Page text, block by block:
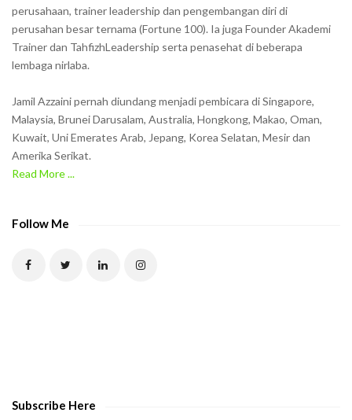
perusahaan, trainer leadership dan pengembangan diri di
perusahan besar ternama (Fortune 100). Ia juga Founder Akademi
Trainer dan TahfizhLeadership serta penasehat di beberapa
lembaga nirlaba.
Jamil Azzaini pernah diundang menjadi pembicara di Singapore,
Malaysia, Brunei Darusalam, Australia, Hongkong, Makao, Oman,
Kuwait, Uni Emerates Arab, Jepang, Korea Selatan, Mesir dan
Amerika Serikat.
Read More ...
Follow Me
Subscribe Here